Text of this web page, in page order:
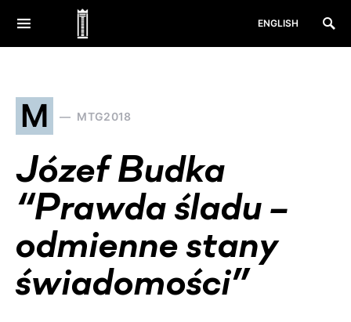
ENGLISH
M MTG2018
Józef Budka
“Prawda śladu –
odmienne stany
świadomości”